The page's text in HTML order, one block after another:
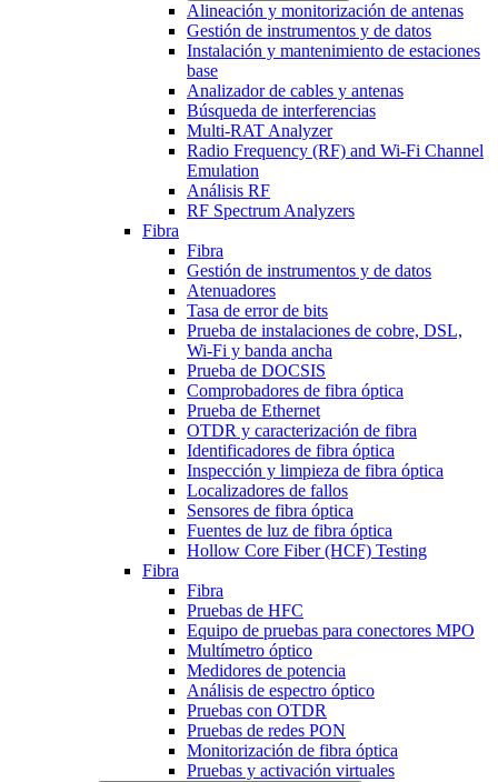
Alineación y monitorización de antenas
Gestión de instrumentos y de datos
Instalación y mantenimiento de estaciones
base
Analizador de cables y antenas
Búsqueda de interferencias
Multi-RAT Analyzer
Radio Frequency (RF) and Wi-Fi Channel
Emulation
Análisis RF
RF Spectrum Analyzers
Fibra
Fibra
Gestión de instrumentos y de datos
Atenuadores
Tasa de error de bits
Prueba de instalaciones de cobre, DSL,
Wi-Fi y banda ancha
Prueba de DOCSIS
Comprobadores de fibra óptica
Prueba de Ethernet
OTDR y caracterización de fibra
Identificadores de fibra óptica
Inspección y limpieza de fibra óptica
Localizadores de fallos
Sensores de fibra óptica
Fuentes de luz de fibra óptica
Hollow Core Fiber (HCF) Testing
Fibra
Fibra
Pruebas de HFC
Equipo de pruebas para conectores MPO
Multímetro óptico
Medidores de potencia
Análisis de espectro óptico
Pruebas con OTDR
Pruebas de redes PON
Monitorización de fibra óptica
Pruebas y activación virtuales